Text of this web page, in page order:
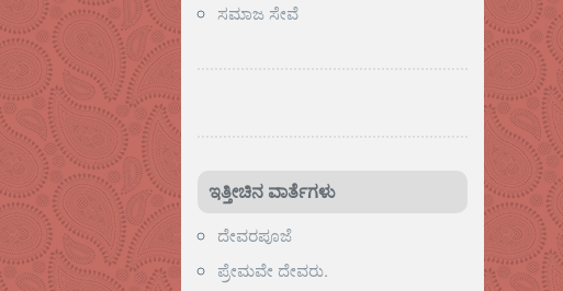
ಸಮಾಜ ಸೇವೆ
ಇತ್ತೀಚಿನ ವಾರ್ತೆಗಳು
ದೇವರಪೂಜೆ
ಪ್ರೇಮವೇ ದೇವರು.